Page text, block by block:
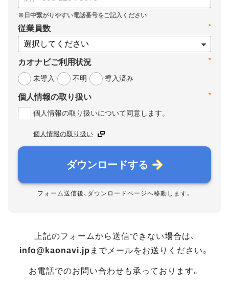
*
従業員数
*
カオナビご利用状況
未導入
不明 導入済み
*
個人情報の取り扱い
個人情報の取り扱いについて同意します。
個人情報の取り扱い
ダウンロードする
フォーム送信後、ダウンロードページへ移動します。
上記のフォームから送信できない場合は、
info@kaonavi.jp までメールをお送りください。
お電話でのお問い合わせも承っております。